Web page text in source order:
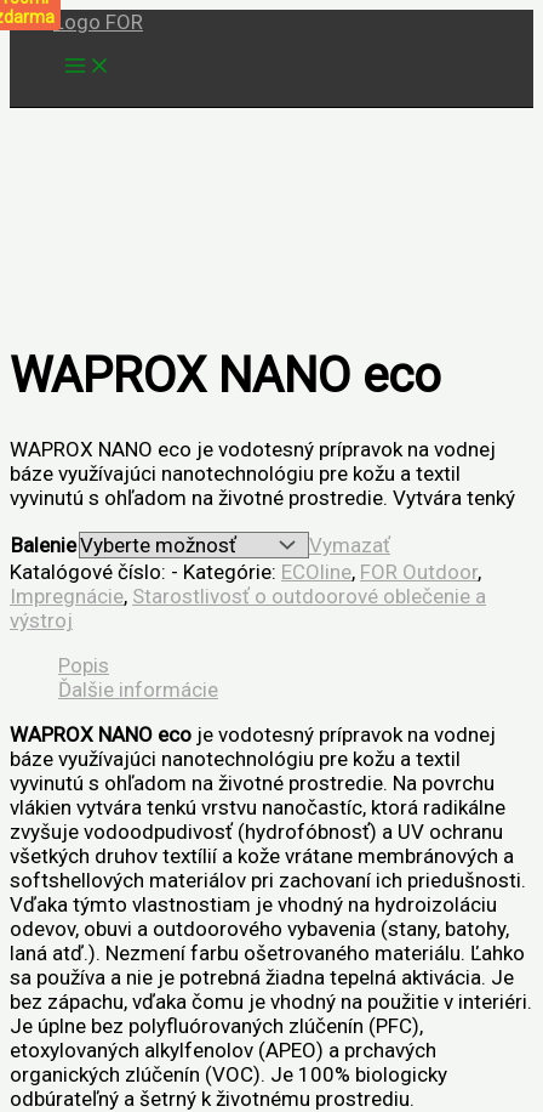
Preskočiť
WAPROX NANO eco
WAPROX NANO eco je vodotesný prípravok na vodnej
báze využívajúci nanotechnológiu pre kožu a textil
vyvinutú s ohľadom na životné prostredie. Vytvára tenký
Balenie
Vymazať
Katalógové číslo: - Kategórie: ECOline, FOR Outdoor,
Impregnácie, Starostlivosť o outdoorové oblečenie a
výstroj
Popis
Ďalšie informácie
WAPROX NANO eco je vodotesný prípravok na vodnej
báze využívajúci nanotechnológiu pre kožu a textil
vyvinutú s ohľadom na životné prostredie. Na povrchu
vlákien vytvára tenkú vrstvu nanočastíc, ktorá radikálne
zvyšuje vodoodpudivosť (hydrofóbnosť) a UV ochranu
všetkých druhov textílií a kože vrátane membránových a
softshellových materiálov pri zachovaní ich priedušnosti.
Vďaka týmto vlastnostiam je vhodný na hydroizoláciu
odevov, obuvi a outdoorového vybavenia (stany, batohy,
laná atď.). Nezmení farbu ošetrovaného materiálu. Ľahko
sa používa a nie je potrebná žiadna tepelná aktivácia. Je
bez zápachu, vďaka čomu je vhodný na použitie v interiéri.
Je úplne bez polyfluórovaných zlúčenín (PFC),
etoxylovaných alkylfenolov (APEO) a prchavých
organických zlúčenín (VOC). Je 100% biologicky
odbúrateľný a šetrný k životnému prostrediu.